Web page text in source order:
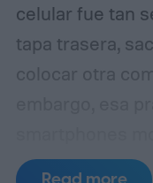
celular fue tan
tapa trasera,
colocar otra
fabricantes